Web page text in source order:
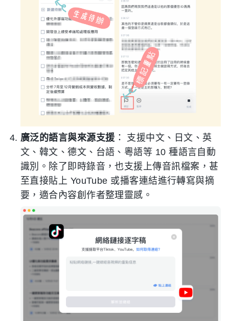
廣泛的語言與來源支援 ： 支援中文、日文、英
文、韓文、德文、台語、粵語等 10 種語言自動
識別。除了即時錄音，也支援上傳音訊檔案，甚
至直接貼上 YouTube 或播客連結進行轉寫與摘
要，適合內容創作者整理靈感。